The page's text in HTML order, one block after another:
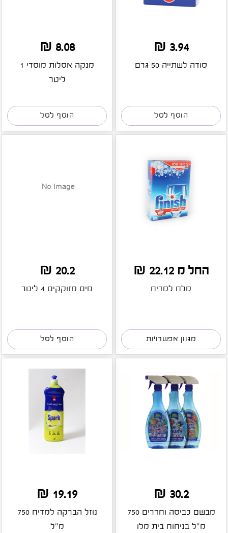
3.94 ₪
סודה לשתייה 50 גרם
הוסף לסל
8.08 ₪
מנקה אסלות מוסדי 1
ליטר
הוסף לסל
החל מ 22.12 ₪
מלח למדיח
מגוון אפשרויות
20.2 ₪
מים מזוקקים 4 ליטר
הוסף לסל
30.2 ₪
מבשם כביסה וחדרים 750
מ"ל בניחוח בית מלו
19.19 ₪
נוזל הברקה למדיח 750
מ"ל